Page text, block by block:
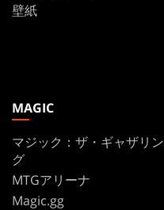
壁紙
MAGIC
マジック：ザ・ギャザリン
グ
MTGアリーナ
Magic.gg